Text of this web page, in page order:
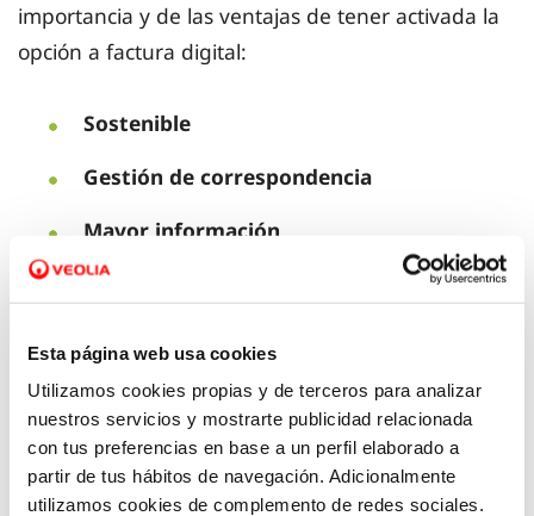
Esta página web usa cookies
Utilizamos cookies propias y de terceros para analizar
nuestros servicios y mostrarte publicidad relacionada
con tus preferencias en base a un perfil elaborado a
partir de tus hábitos de navegación. Adicionalmente
utilizamos cookies de complemento de redes sociales.
importancia y de las ventajas de tener activada la
opción a factura digital:
Sostenible
Gestión de correspondencia
Mayor información
Mayor accesibilidad
Si ya eresusuario o usuaria del área de
clientespuedes acceder y solicitar la factura
digital desde el apartado de gestiones.